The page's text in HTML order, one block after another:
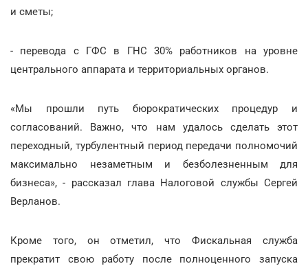
и сметы;
- перевода с ГФС в ГНС 30% работников на уровне
центрального аппарата и территориальных органов.
«Мы прошли путь бюрократических процедур и
согласований. Важно, что нам удалось сделать этот
переходный, турбулентный период передачи полномочий
максимально незаметным и безболезненным для
бизнеса», - рассказал глава Налоговой службы Сергей
Верланов.
Кроме того, он отметил, что Фискальная служба
прекратит свою работу после полноценного запуска